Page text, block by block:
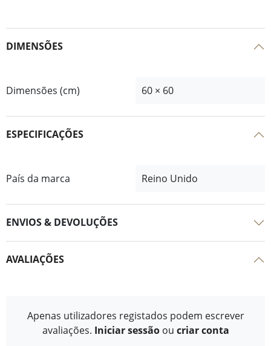
DIMENSÕES
Dimensões (cm) 60 × 60
ESPECIFICAÇÕES
País da marca Reino Unido
ENVIOS & DEVOLUÇÕES
AVALIAÇÕES
Apenas utilizadores registados podem escrever
avaliações. Iniciar sessão ou criar conta